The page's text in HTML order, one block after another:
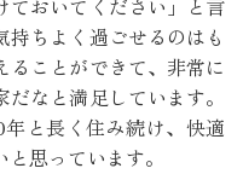
ておいてください」と言
ちよく過ごせるのはも
ることができて、非常に
なと満足しています。
と長く住み続け、快適
思っています。